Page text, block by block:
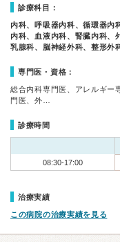
診療科目：
内科、呼吸器内科、循環器内
内科、血液内科、腎臓内科、
乳腺科、脳神経外科、整形外
専門医・資格：
総合内科専門医、アレルギー
門医、外…
診療時間
08:30-17:00
治療実績
この病院の治療実績を見る